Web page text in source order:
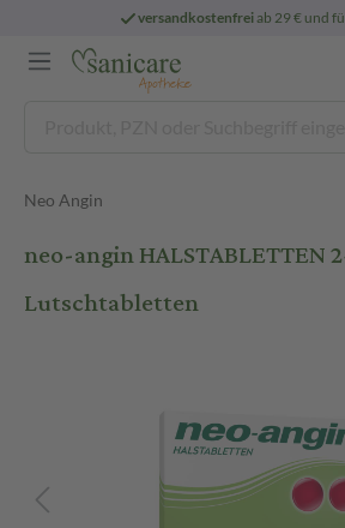
versandkostenfreiab 29 € und
Neo Angin
neo-angin HALSTABLETTEN
Lutschtabletten